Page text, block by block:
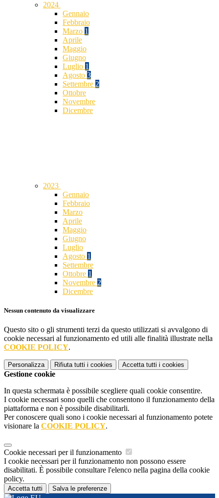
2024
Gennaio
Febbraio
Marzo 1
Aprile
Maggio
Giugno
Luglio 1
Agosto 3
Settembre 2
Ottobre
Novembre
Dicembre
2023
Gennaio
Febbraio
Marzo
Aprile
Maggio
Giugno
Luglio
Agosto 1
Settembre
Ottobre 1
Novembre 2
Dicembre
Nessun contenuto da visualizzare
Questo sito o gli strumenti terzi da questo utilizzati si avvalgono di
cookie necessari al funzionamento ed utili alle finalità illustrate nella
COOKIE POLICY.
Personalizza Rifiuta tutti i cookies Accetta tutti i cookies
Gestione cookie
In questa schermata è possibile scegliere quali cookie consentire.
I cookie necessari sono quelli che consentono il funzionamento della
piattaforma e non è possibile disabilitarli.
Per conoscere quali sono i cookie necessari al funzionamento potete
visionare la COOKIE POLICY.
Cookie necessari per il funzionamento
I cookie necessari per il funzionamento non possono essere
disabilitati. È possibile consultare l'elenco nella pagina della cookie
policy.
Accetta tutti Salva le preferenze